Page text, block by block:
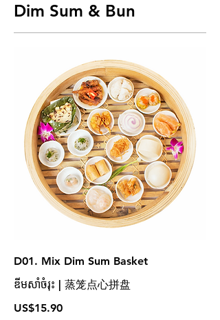
Dim Sum & Bun
D01. Mix Dim Sum Basket
ឌីមសាំចំរុះ | 蒸笼点心拼盘
US$15.90